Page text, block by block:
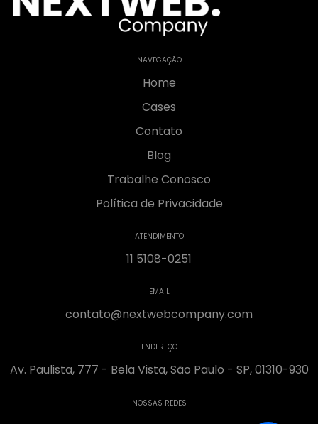
NAVEGAÇÃO
Home
Cases
Contato
Blog
Trabalhe Conosco
Política de Privacidade
ATENDIMENTO
11 5108-0251
EMAIL
contato@nextwebcompany.com
ENDEREÇO
Av. Paulista, 777 - Bela Vista, São Paulo - SP, 01310-930
NOSSAS REDES